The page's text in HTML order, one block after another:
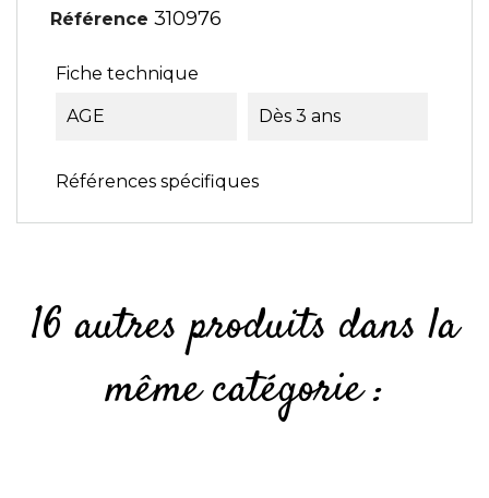
Référence 310976
Fiche technique
AGE Dès 3 ans
Références spécifiques
16 autres produits dans la
même catégorie :